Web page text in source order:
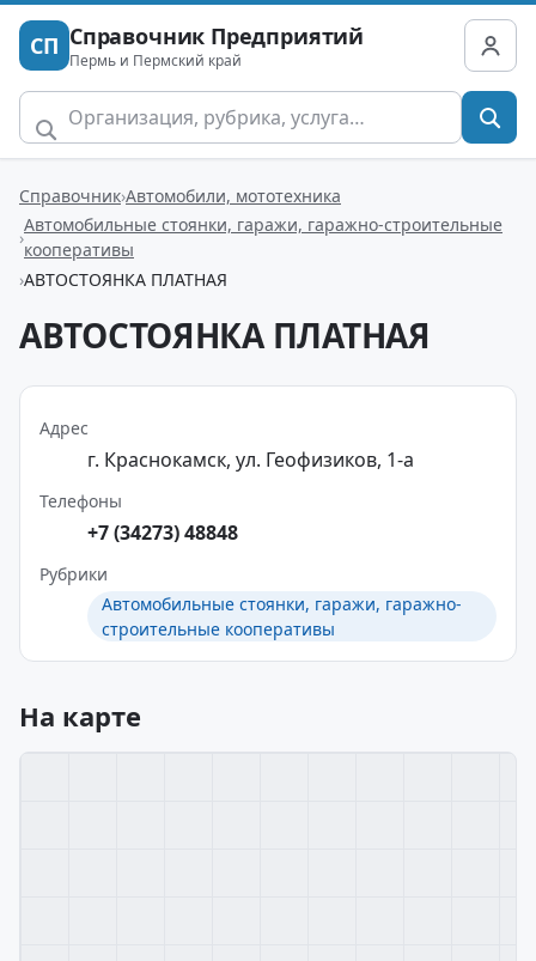
СП Справочник Предприятий
Пермь и Пермский край
Справочник Автомобили, мототехника
Автомобильные стоянки, гаражи, гаражно-строительные
кооперативы
АВТОСТОЯНКА ПЛАТНАЯ
АВТОСТОЯНКА ПЛАТНАЯ
Адрес
г. Краснокамск, ул. Геофизиков, 1-а
Телефоны
+7 (34273) 48848
Рубрики
Автомобильные стоянки, гаражи, гаражно-
строительные кооперативы
На карте